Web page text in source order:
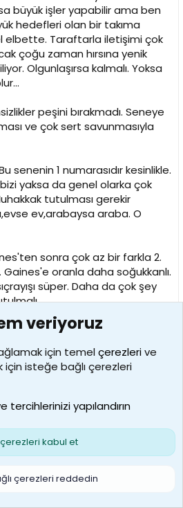
büyük işler yapabilir ama ben
hedefleri olan bir takıma
elbette. Taraftarla iletişimi çok
çoğu zaman hırsına yenik
Olgunlaşırsa kalmalı. Yoksa
peşini bırakmadı. Seneye
ve çok sert savunmasıyla
senenin 1 numarasıdır kesinlikle.
yaksa da genel olarka çok
tutulması gerekir
ev,arabaysa araba. O
sonra çok az bir farkla 2.
oranla daha soğukkanlı.
süper. Daha da çok şey
ilgili açılan başlıkta
Büyük gelişme kaydediyor.
pota altı savunmamızın
Ama hiç
En fazla 5-6 dakika süreyi göze
yedektir yani gözümde.
Takıma ve taraftara yüklediği
veriyoruz
için temelçerezlerive
isteğe bağlı çerezleri
yapılandırın
kabul et
çerezleri reddedin